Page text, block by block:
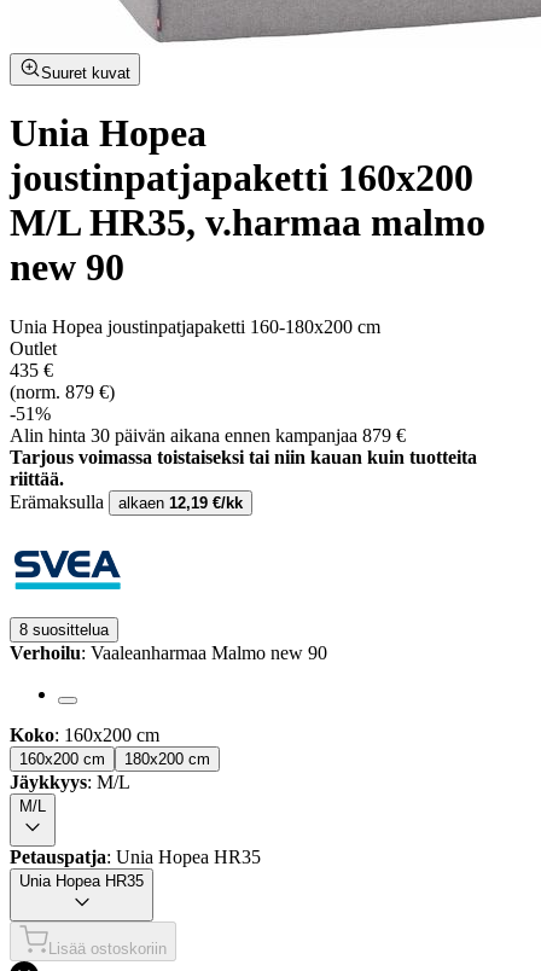
Suuret kuvat
Unia Hopea
joustinpatjapaketti 160x200
M/L HR35, v.harmaa malmo
new 90
Unia Hopea joustinpatjapaketti 160-180x200 cm
Outlet
435 €
(norm. 879 €)
-51%
Alin hinta 30 päivän aikana ennen kampanjaa 879 €
Tarjous voimassa toistaiseksi tai niin kauan kuin tuotteita
riittää.
Erämaksulla
alkaen 12,19 €/kk
8 suosittelua
Verhoilu: Vaaleanharmaa Malmo new 90
Koko: 160x200 cm
160x200 cm 180x200 cm
Jäykkyys: M/L
M/L
Petauspatja: Unia Hopea HR35
Unia Hopea HR35
Lisää ostoskoriin